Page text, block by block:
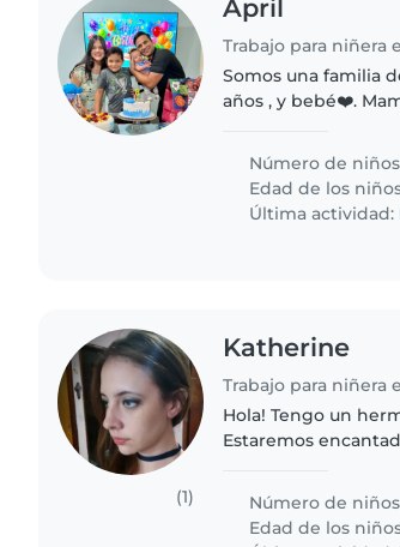
April
Trabajo para niñera
Somos una familia
años , y bebé❤️.
que mamá trabaje...
Número de
Edad de los
Última actividad:
(1)
Katherine
Trabajo para niñera
Hola! Tengo un
Estaremos
alguien amoroso en
Número de
Edad de los